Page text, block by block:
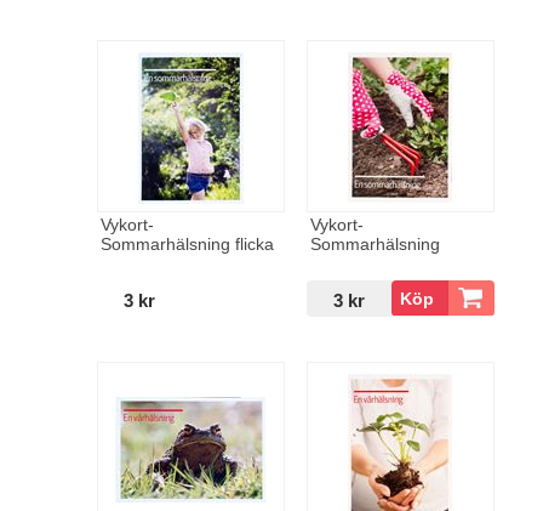
Vykort-
Sommarhälsning flicka
3 kr
Vykort-
Sommarhälsning
3 kr